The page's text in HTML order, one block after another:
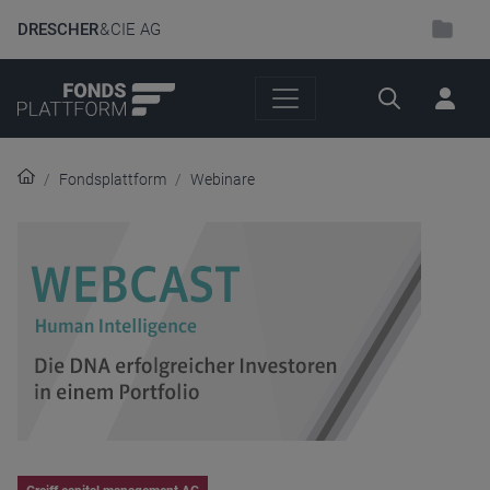
DRESCHER& CIE AG
Suche
Fondsplattform Webinare